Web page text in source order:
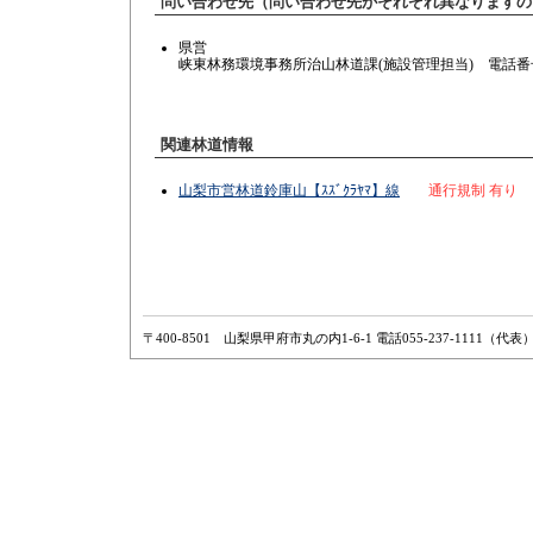
県営
峡東林務環境事務所治山林道課(施設管理担当) 電話番
関連林道情報
山梨市営林道鈴庫山【ｽｽﾞｸﾗﾔﾏ】線 通行規制 有り
〒400-8501 山梨県甲府市丸の内1-6-1 電話055-237-1111（代表